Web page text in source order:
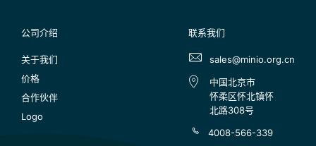
公司介绍
关于我们
价格
合作伙伴
Logo
联系我们
sales@minio.org.cn
中国北京市
怀柔区怀北镇怀
北路308号
4008-566-339